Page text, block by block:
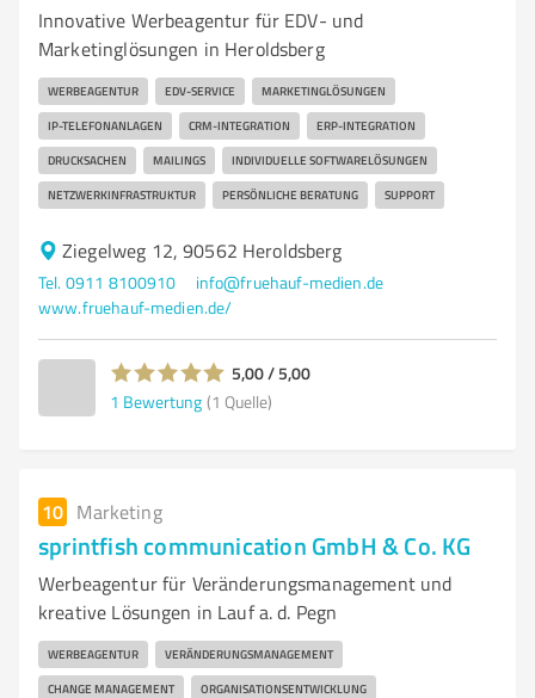
Innovative Werbeagentur für EDV- und
Marketinglösungen in Heroldsberg
WERBEAGENTUR EDV-SERVICE MARKETINGLÖSUNGEN
IP-TELEFONANLAGEN CRM-INTEGRATION ERP-INTEGRATION
DRUCKSACHEN MAILINGS INDIVIDUELLE SOFTWARELÖSUNGEN
NETZWERKINFRASTRUKTUR PERSÖNLICHE BERATUNG SUPPORT
Ziegelweg 12, 90562 Heroldsberg
Tel. 0911 8100910
info@fruehauf-medien.de
www.fruehauf-medien.de/
5,00 / 5,00
1 Bewertung (1 Quelle)
10 Marketing
sprintfish communication GmbH & Co. KG
Werbeagentur für Veränderungsmanagement und
kreative Lösungen in Lauf a. d. Pegn
WERBEAGENTUR VERÄNDERUNGSMANAGEMENT
CHANGE MANAGEMENT ORGANISATIONSENTWICKLUNG